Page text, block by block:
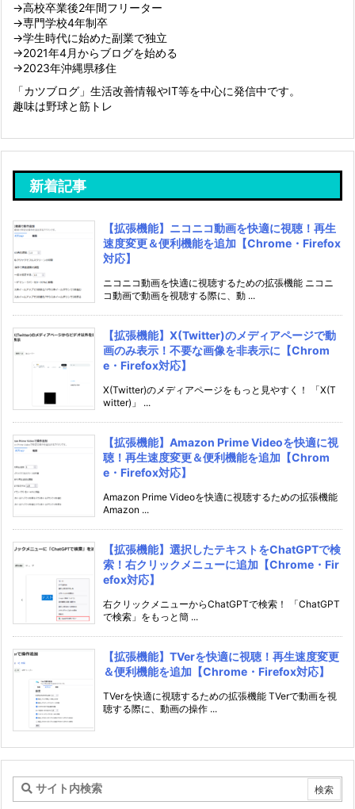
→高校卒業後2年間フリーター
→専門学校4年制卒
→学生時代に始めた副業で独立
→2021年4月からブログを始める
→2023年沖縄県移住
「カツブログ」生活改善情報やIT等を中心に発信中です。
趣味は野球と筋トレ
新着記事
【拡張機能】ニコニコ動画を快適に視聴！再生
速度変更＆便利機能を追加【Chrome・Firefox
対応】
ニコニコ動画を快適に視聴するための拡張機能 ニコニ
コ動画で動画を視聴する際に、動 ...
【拡張機能】X(Twitter)のメディアページで動
画のみ表示！不要な画像を非表示に【Chrom
e・Firefox対応】
X(Twitter)のメディアページをもっと見やすく！ 「X(T
witter)」 ...
【拡張機能】Amazon Prime Videoを快適に視
聴！再生速度変更＆便利機能を追加【Chrom
e・Firefox対応】
Amazon Prime Videoを快適に視聴するための拡張機能
Amazon ...
【拡張機能】選択したテキストをChatGPTで検
索！右クリックメニューに追加【Chrome・Fir
efox対応】
右クリックメニューからChatGPTで検索！ 「ChatGPT
で検索」をもっと簡 ...
【拡張機能】TVerを快適に視聴！再生速度変更
＆便利機能を追加【Chrome・Firefox対応】
TVerを快適に視聴するための拡張機能 TVerで動画を視
聴する際に、動画の操作 ...